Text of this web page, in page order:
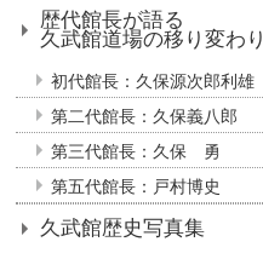
歴代館長が語る
久武館道場の移り変わり
初代館長：久保源次郎利雄
第二代館長：久保義八郎
第三代館長：久保 勇
第五代館長：戸村博史
久武館歴史写真集